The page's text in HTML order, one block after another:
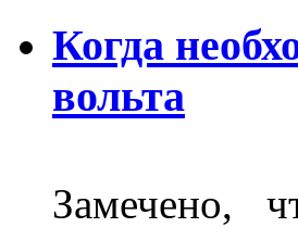
Когда
вольта
Замечено,